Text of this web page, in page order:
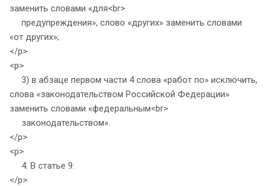
заменить словами «для<br>
предупреждения», слово «других» заменить словами
«от других»;
</p>
<p>
3) в абзаце первом части 4 слова «работ по» исключить,
слова «законодательством Российской Федерации»
заменить словами «федеральным<br>
законодательством».
</p>
<p>
4. В статье 9:
</p>